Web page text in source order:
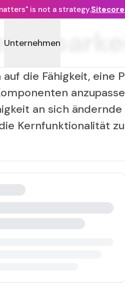
is not a strategy.Sitecore
Unternehmen
die Fähigkeit, eine
an sich
Kernfunktionalität